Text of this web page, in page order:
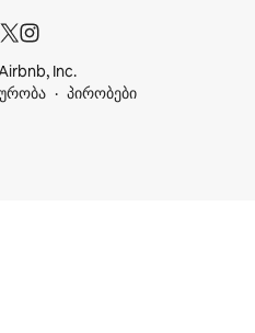
Inc.
პირობები